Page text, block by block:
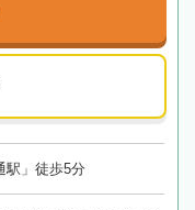
駅」徒歩5分